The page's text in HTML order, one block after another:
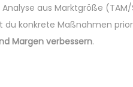
aus Marktgröße (TAM/
konkrete Maßnahmen
Margen verbessern.